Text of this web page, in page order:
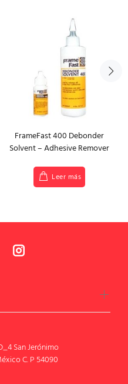
FrameFast 400 Debonder
Solvent – Adhesive Remover
Leer más
San Jerónimo
C. P 54090